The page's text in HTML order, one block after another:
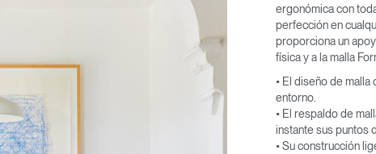
Crear una cuenta
ergonómica con
perfección en
proporciona un
física y a la malla
• El diseño de
entorno.
• El respaldo de
instante sus puntos
• Su construcción